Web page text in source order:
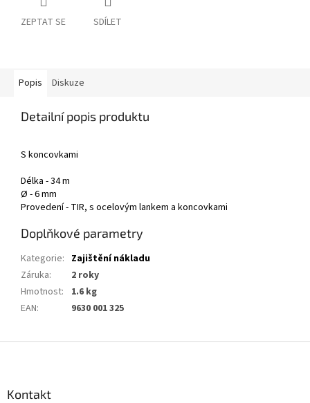
ZEPTAT SE SDÍLET
Popis Diskuze
Detailní popis produktu
S koncovkami
Délka - 34 m
Ø - 6 mm
Provedení - TIR, s ocelovým lankem a koncovkami
Doplňkové parametry
Kategorie: Zajištění nákladu
Záruka:
2 roky
Hmotnost:
1.6 kg
EAN: 9630 001 325
Kontakt